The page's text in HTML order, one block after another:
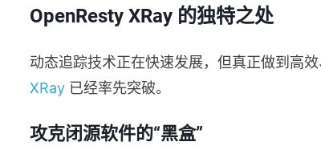
OpenResty XRay 的独特之处
动态追踪技术正在快速发展，但真正做到高
XRay 已经率先突破。
攻克闭源软件的“黑盒”